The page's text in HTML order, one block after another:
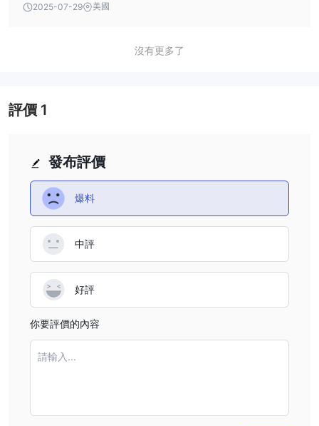
the rightful account holder. If you use an intermediary
documentation might be requested by the provider. In
identification documents, proof of wallet or payment
method ownership, and any additional verification
approaching such withdrawals cautiously since the
absence of regulatory standards may affect the
transparency and smoothness of the process.
undisclosed fees charged directly by the platform for
distinguishes itself by allowing traders to operate without
costs. However, it's important for me to clarify that while
Specter.ai doesn't appear to impose its own fees for these
heavily on your chosen payment provider or network. For
services like Skrill, Neteller, or credit cards may have their
own external fees, which are outside Specter.ai's control.
From a risk management perspective, I always
recommend checking with your payment provider before
initiating any transfer. Additionally, because Specter.ai is
by third-party sources, I personally exercise heightened
caution before depositing larger sums. Overall, while I
deposits or withdrawals, it's vital to do due diligence on
2025-07-29 美國
沒有更多了
發布評價
爆料
中評
好評
你要評價的內容
請輸入...
評價 1